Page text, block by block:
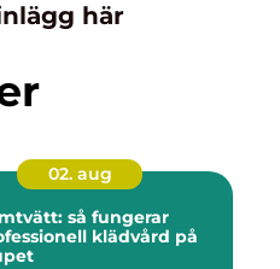
här
02. aug
så fungerar
klädvård på